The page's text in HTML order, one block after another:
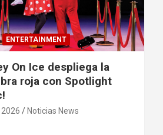
ENTERTAINMENT
On Ice despliega la
roja con Spotlight
Noticias News